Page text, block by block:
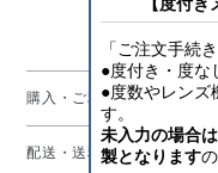
Aigan
購入・ご利用ガイド
配送・送料・決済について